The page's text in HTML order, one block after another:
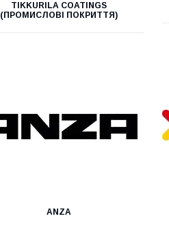
TIKKURILA COATINGS
(ПРОМИСЛОВІ ПОКРИТТЯ)
ANZA